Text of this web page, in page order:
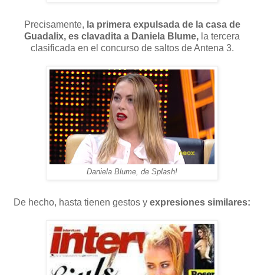
Precisamente, la primera expulsada de la casa de
Guadalix, es clavadita a Daniela Blume, la tercera
clasificada en el concurso de saltos de Antena 3.
Daniela Blume, de Splash!
De hecho, hasta tienen gestos y expresiones similares: